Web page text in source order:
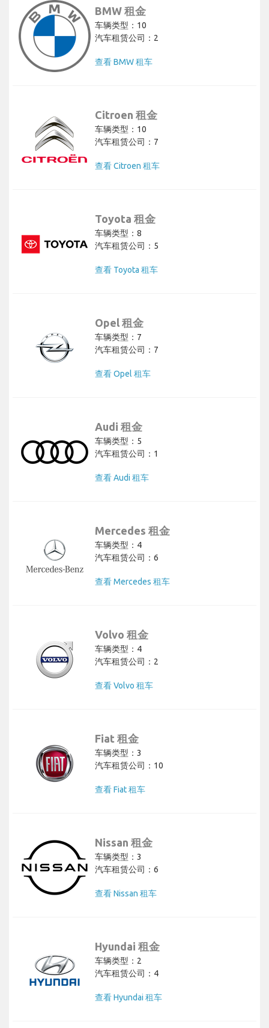
BMW 租金
车辆类型：10
汽车租赁公司：2
查看 BMW 租车
Citroen 租金
车辆类型：10
汽车租赁公司：7
查看 Citroen 租车
Toyota 租金
车辆类型：8
汽车租赁公司：5
查看 Toyota 租车
Opel 租金
车辆类型：7
汽车租赁公司：7
查看 Opel 租车
Audi 租金
车辆类型：5
汽车租赁公司：1
查看 Audi 租车
Mercedes 租金
车辆类型：4
汽车租赁公司：6
查看 Mercedes 租车
Volvo 租金
车辆类型：4
汽车租赁公司：2
查看 Volvo 租车
Fiat 租金
车辆类型：3
汽车租赁公司：10
查看 Fiat 租车
Nissan 租金
车辆类型：3
汽车租赁公司：6
查看 Nissan 租车
Hyundai 租金
车辆类型：2
汽车租赁公司：4
查看 Hyundai 租车